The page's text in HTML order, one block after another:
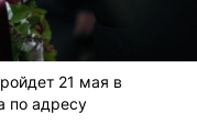
21 мая в
по адресу